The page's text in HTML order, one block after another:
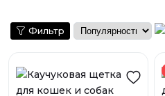
Фильтр